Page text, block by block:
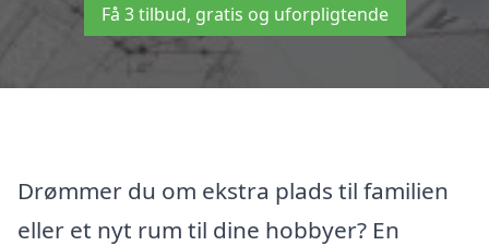
Få 3 tilbud, gratis og uforpligtende
Drømmer du om ekstra plads til familien
eller et nyt rum til dine hobbyer? En